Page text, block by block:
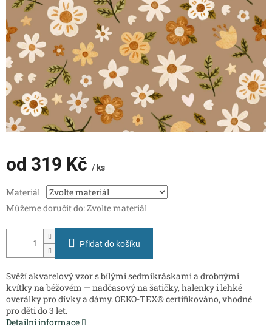
od 319 Kč / ks
cena:
Materiál
Můžeme doručit do:Zvolte materiál
Přidat do košíku
Svěží akvarelový vzor s bílými sedmikráskami a drobnými
kvítky na béžovém — nadčasový na šatičky, halenky i lehké
overálky pro dívky a dámy. OEKO-TEX® certifikováno, vhodné
pro děti do 3 let.
Detailní informace